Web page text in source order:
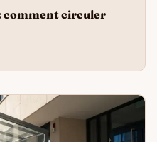
comment circuler